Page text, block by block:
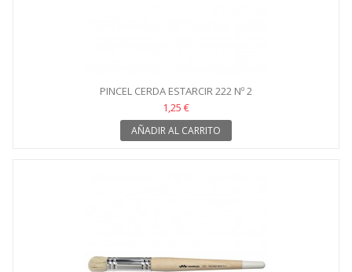
PINCEL CERDA ESTARCIR 222 Nº 2
1,25 €
AÑADIR AL CARRITO